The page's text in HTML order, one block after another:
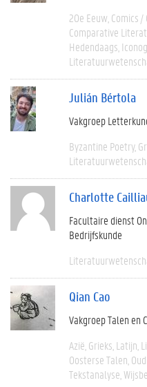
20e Eeuw Comics
Comparative
Hedendaags
Julián Bértola
Vakgroep
Byzantine Poetry
Charlotte
Facultaire dienst
Bedrijfskunde
Qian Cao
Vakgroep Talen en
Azië Grieks Latijn
Oosterse Talen
Tekstanalyse